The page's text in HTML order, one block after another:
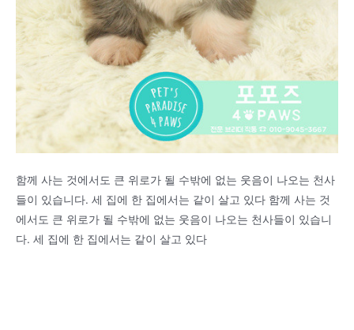
함께 사는 것에서도 큰 위로가 될 수밖에 없는 웃음이 나오는 천사
들이 있습니다. 세 집에 한 집에서는 같이 살고 있다 함께 사는 것
에서도 큰 위로가 될 수밖에 없는 웃음이 나오는 천사들이 있습니
다. 세 집에 한 집에서는 같이 살고 있다